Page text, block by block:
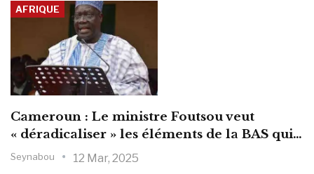
AFRIQUE
Cameroun : Le ministre Foutsou veut
« déradicaliser » les éléments de la BAS qui…
Seynabou 12 Mar, 2025